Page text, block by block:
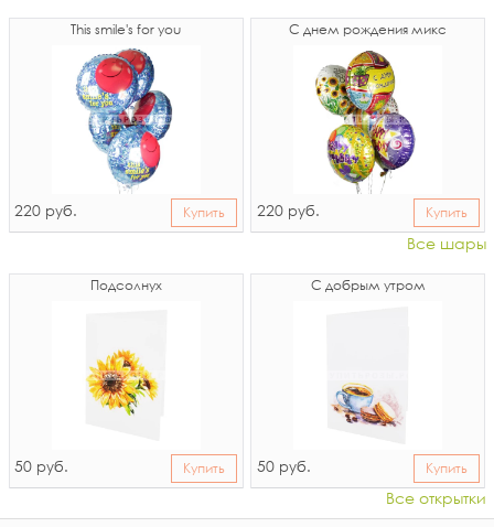
This smile's for you
220 руб. Купить
С днем рождения микс
220 руб. Купить
Все шары
Подсолнух
50 руб. Купить
С добрым утром
50 руб. Купить
Все открытки